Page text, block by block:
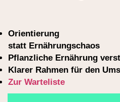
Orientierung
statt Ernährungschaos
Pflanzliche Ernährung
Klarer Rahmen für den
Zur Warteliste